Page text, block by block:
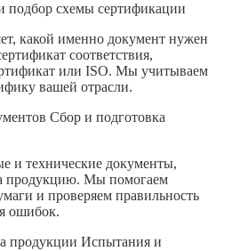
подбор схемы сертификации
какой именно документ нужен
соответствия,
или ISO. Мы учитываем
вашей отрасли.
Сбор и подготовка
и технические документы,
продукцию. Мы помогаем
и проверяем правильность
ошибок.
Испытания и